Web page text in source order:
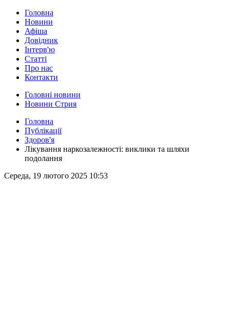
Головна
Новини
Афіша
Довідник
Інтерв'ю
Статті
Про нас
Контакти
Головні новини
Новини Стрия
Головна
Публікації
Здоров'я
Лікування наркозалежності: виклики та шляхи
подолання
Середа, 19 лютого 2025 10:53